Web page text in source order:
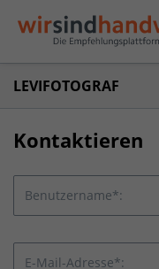
LEVIFOTOGRAF
Kontaktieren
Benutzername*:
E-Mail-Adresse*: